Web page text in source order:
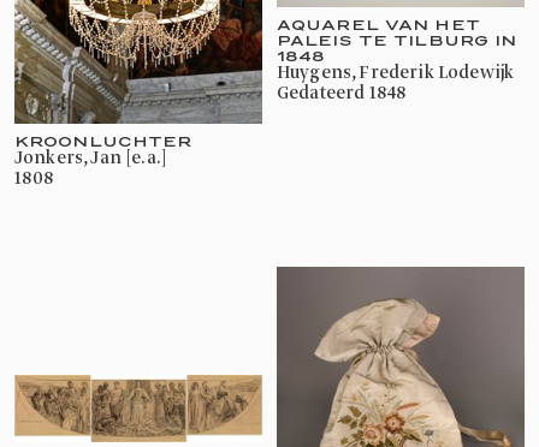
KROONLUCHTER
Jonkers, Jan [e.a.]
1808
AQUAREL VAN HET
PALEIS TE TILBURG IN
1848
Huygens, Frederik Lodewijk
gedateerd 1848